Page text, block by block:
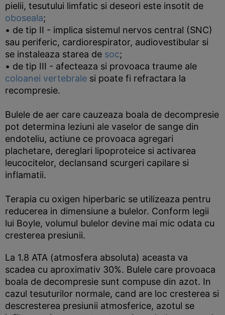
pielii, tesutului limfatic si deseori este insotit de
oboseala;
• de tip II - implica sistemul nervos central (SNC)
sau periferic, cardiorespirator, audiovestibular si
se instaleaza starea de soc;
• de tip III - afecteaza si provoaca traume ale
coloanei vertebrale si poate fi refractara la
recompresie.
Bulele de aer care cauzeaza boala de decompresie
pot determina leziuni ale vaselor de sange din
endoteliu, actiune ce provoaca agregari
plachetare, dereglari lipoproteice si activarea
leucocitelor, declansand scurgeri capilare si
inflamatii.
Terapia cu oxigen hiperbaric se utilizeaza pentru
reducerea in dimensiune a bulelor. Conform legii
lui Boyle, volumul bulelor devine mai mic odata cu
cresterea presiunii.
La 1.8 ATA (atmosfera absoluta) aceasta va
scadea cu aproximativ 30%. Bulele care provoaca
boala de decompresie sunt compuse din azot. In
cazul tesuturilor normale, cand are loc cresterea si
descresterea presiunii atmosferice, azotul se